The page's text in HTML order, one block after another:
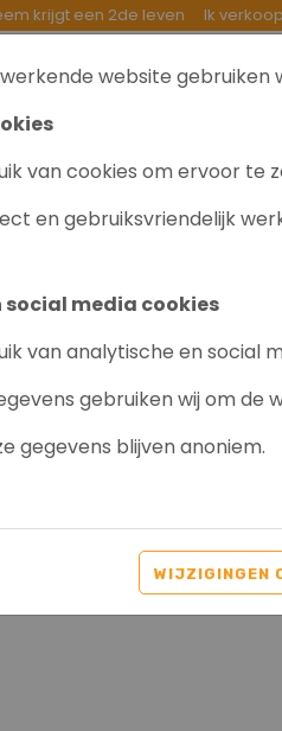
website gebruiken
van cookies om ervoor te
en gebruiksvriendelijk
media cookies
van analytische en social
gebruiken wij om de
gegevens blijven anoniem.
WIJZIGINGEN
krijgt een 2de leven Ik
GOEDE DOELEN OVER ONS
1200
Artikelnr: 8081
Gevraagd/